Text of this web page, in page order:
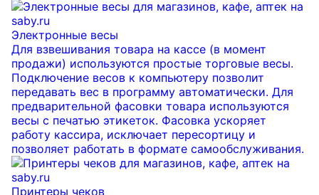
Электронные весы
Для взвешивания товара на кассе (в момент
продажи) используются простые торговые весы.
Подключение весов к компьютеру позволит
передавать вес в программу автоматически. Для
предварительной фасовки товара используются
весы с печатью этикеток. Фасовка ускоряет
работу кассира, исключает пересортицу и
позволяет работать в формате самообслуживания.
Принтеры чеков